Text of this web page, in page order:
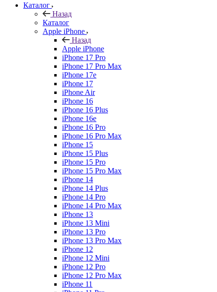
Каталог
Назад
Каталог
Apple iPhone
Назад
Apple iPhone
iPhone 17 Pro
iPhone 17 Pro Max
iPhone 17e
iPhone 17
iPhone Air
iPhone 16
iPhone 16 Plus
iPhone 16e
iPhone 16 Pro
iPhone 16 Pro Max
iPhone 15
iPhone 15 Plus
iPhone 15 Pro
iPhone 15 Pro Max
iPhone 14
iPhone 14 Plus
iPhone 14 Pro
iPhone 14 Pro Max
iPhone 13
iPhone 13 Mini
iPhone 13 Pro
iPhone 13 Pro Max
iPhone 12
iPhone 12 Mini
iPhone 12 Pro
iPhone 12 Pro Max
iPhone 11